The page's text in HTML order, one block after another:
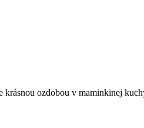
ozdobou v maminkinej